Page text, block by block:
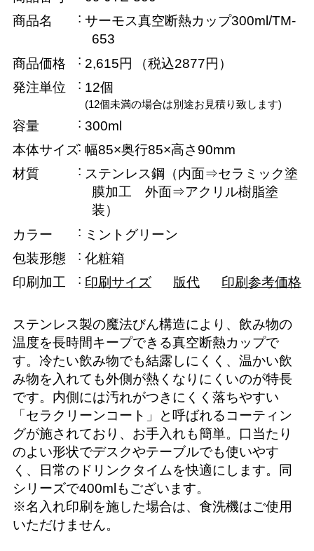
商品名
サーモス真空断熱カップ300ml/TM-
653
商品価格
2,615円
（税込2877円）
発注単位
12個
(12個未満の場合は別途お見積り致します)
容量
300ml
本体サイズ 幅85×奥行85×高さ90mm
材質
ステンレス鋼（内面⇒セラミック塗
膜加工 外面⇒アクリル樹脂塗
装）
カラー
ミントグリーン
包装形態
化粧箱
印刷加工
印刷サイズ 版代 印刷参考価格
ステンレス製の魔法びん構造により、飲み物の
温度を長時間キープできる真空断熱カップで
す。冷たい飲み物でも結露しにくく、温かい飲
み物を入れても外側が熱くなりにくいのが特長
です。内側には汚れがつきにくく落ちやすい
「セラクリーンコート」と呼ばれるコーティン
グが施されており、お手入れも簡単。口当たり
のよい形状でデスクやテーブルでも使いやす
く、日常のドリンクタイムを快適にします。同
シリーズで400mlもございます。
※名入れ印刷を施した場合は、食洗機はご使用
いただけません。